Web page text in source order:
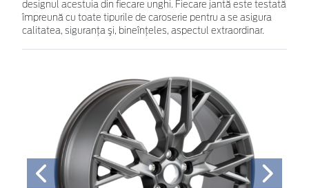
designul acestuia din fiecare unghi. Fiecare jantă este testată
împreună cu toate tipurile de caroserie pentru a se asigura
calitatea, siguranţa şi, bineînţeles, aspectul extraordinar.